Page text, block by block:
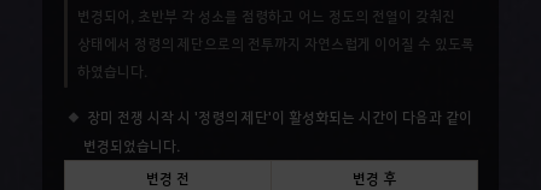
변경되어, 초반부 각 성소를 점령하고 어느 정도의 전열이 갖춰진
상태에서 정령의 제단으로의 전투까지 자연스럽게 이어질 수 있도록
하였습니다.
장미 전쟁 시작 시 '정령의 제단'이 활성화되는 시간이 다음과 같이
변경되었습니다.
변경 전
변경 후